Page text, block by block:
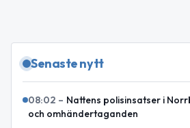
Senaste nytt
08:02 – Nattens polisinsatser i
och omhändertaganden